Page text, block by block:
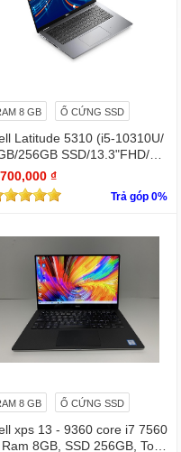
8 GB Ổ CỨNG SSD
Latitude 5310 (i5-10310U/
256GB SSD/13.3"FHD/Wi
₫
Trả góp 0%
8 GB Ổ CỨNG SSD
xps 13 - 9360 core i7 7560
8GB, SSD 256GB, Touc